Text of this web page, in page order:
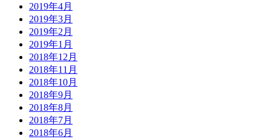
2019年4月
2019年3月
2019年2月
2019年1月
2018年12月
2018年11月
2018年10月
2018年9月
2018年8月
2018年7月
2018年6月